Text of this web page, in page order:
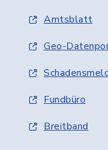
Amtsblatt
Geo-
Fundbüro
Breitband